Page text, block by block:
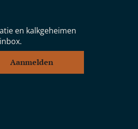
en kalkgeheimen
Aanmelden